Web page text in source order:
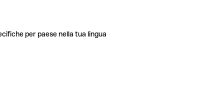
per paese nella tua lingua